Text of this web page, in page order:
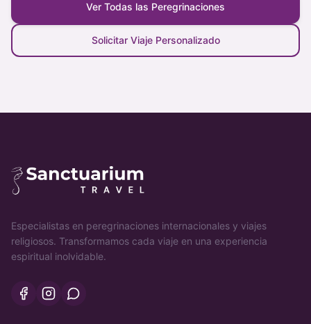
Ver Todas las Peregrinaciones
Solicitar Viaje Personalizado
Especialistas en peregrinaciones internacionales y viajes
religiosos. Transformamos cada viaje en una experiencia
espiritual inolvidable.